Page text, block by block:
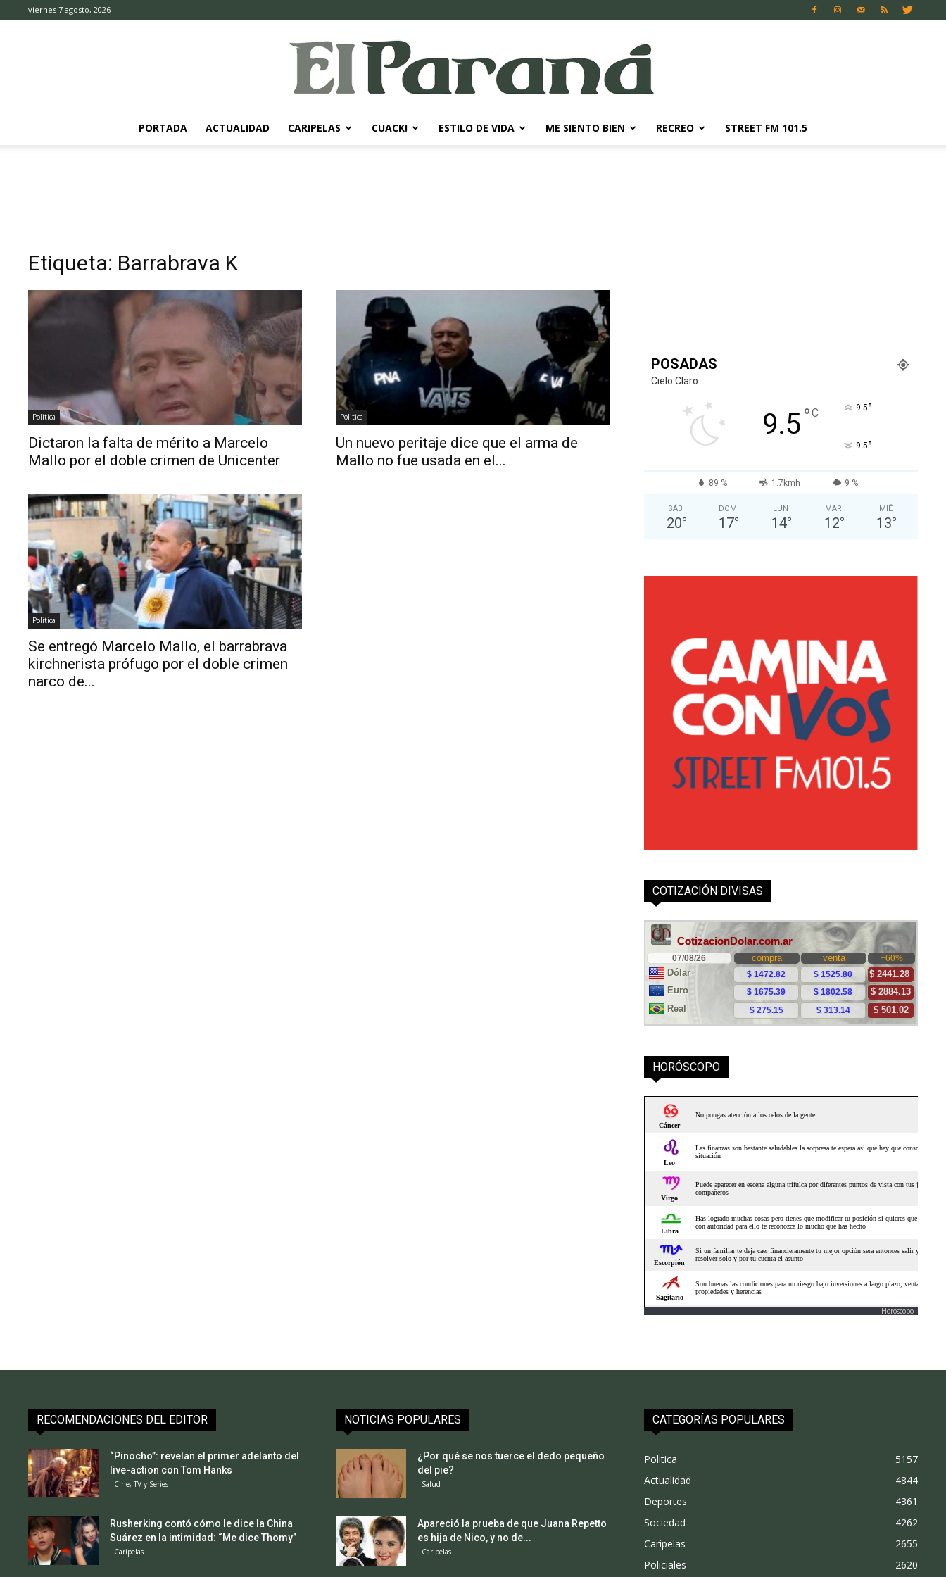
viernes 7 agosto, 2026
PORTADA ACTUALIDAD CARIPELAS CUACK! ESTILO DE VIDA ME SIENTO BIEN RECREO STREET FM 101.5
Etiqueta: Barrabrava K
Politica
Dictaron la falta de mérito a Marcelo
Mallo por el doble crimen de Unicenter
Politica
Un nuevo peritaje dice que el arma de
Mallo no fue usada en el...
Politica
Se entregó Marcelo Mallo, el barrabrava
kirchnerista prófugo por el doble crimen
narco de...
POSADAS
Cielo Claro
9.5°C 9.5°
9.5°
89 % 1.7kmh 9 %
SÁB
20°
DOM
17°
LUN
14°
MAR
12°
MIÉ
13°
COTIZACIÓN DIVISAS
HORÓSCOPO
Horoscopo
RECOMENDACIONES DEL EDITOR
“Pinocho”: revelan el primer adelanto del
live-action con Tom Hanks
Cine, TV y Series
Rusherking contó cómo le dice la China
Suárez en la intimidad: “Me dice Thomy”
Caripelas
NOTICIAS POPULARES
¿Por qué se nos tuerce el dedo pequeño
del pie?
Salud
Apareció la prueba de que Juana Repetto
es hija de Nico, y no de...
Caripelas
CATEGORÍAS POPULARES
Politica
5157
Actualidad
4844
Deportes
4361
Sociedad
4262
Caripelas
2655
Policiales
2620